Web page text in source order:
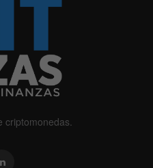
criptomonedas.